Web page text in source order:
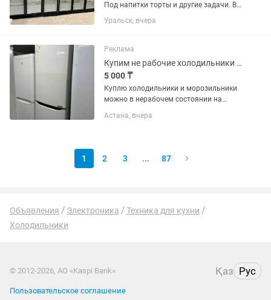
Под напитки торты и другие задачи. В
отличном состоянии. В заправке не
нуждаются. Полки полный комплект.
Температура хранения +4...
Уральск, вчера
Реклама
Купим не рабочие холодильники и морозильники
5 000 ₸
Куплю холодильники и морозильники
можно в нерабочем состоянии на
Астана, вчера
1 2 3 ... 87
Объявления Электроника
Техника для кухни
Холодильники
© 2012-2026, АО «Kaspi Bank» Қаз Рус
Пользовательское соглашение